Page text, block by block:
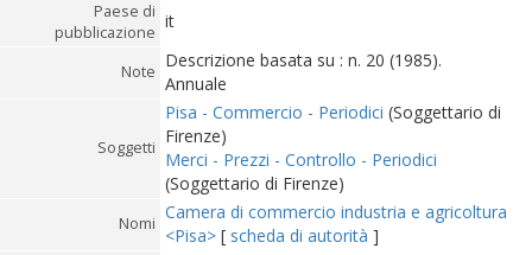
Paese di
pubblicazione
it
Note
Descrizione basata su : n. 20 (1985).
Annuale
Soggetti
Pisa - Commercio - Periodici (Soggettario di
Firenze)
Merci - Prezzi - Controllo - Periodici
(Soggettario di Firenze)
Nomi
Camera di commercio industria e agricoltura
<Pisa> [ scheda di autorità ]